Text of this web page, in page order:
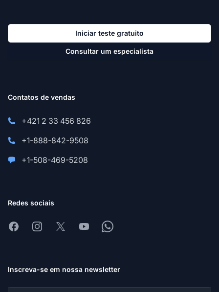
Iniciar teste gratuito
Consultar um especialista
Contatos de vendas
+421 2 33 456 826
+1-888-842-9508
+1-508-469-5208
Redes sociais
FacebookInstagram
X YoutubeWhatsapp
Inscreva-se em nossa newsletter